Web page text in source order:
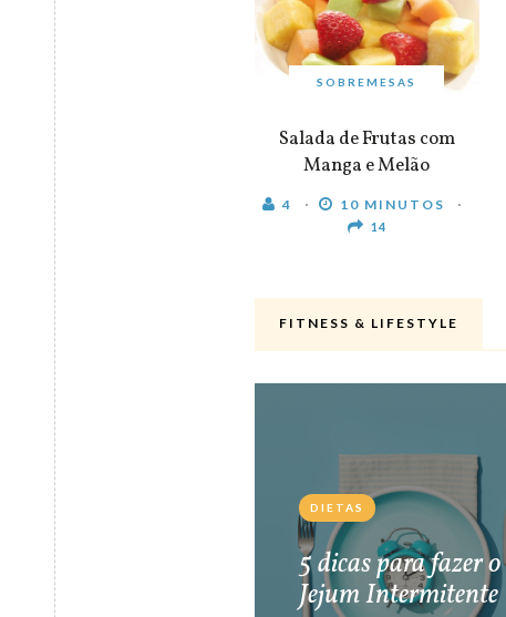
SOBREMESAS
Salada de Frutas com
Manga e Melão
4 10 MINUTOS
14
FITNESS & LIFESTYLE
DIETAS
5 dicas para fazer o
Jejum Intermitente